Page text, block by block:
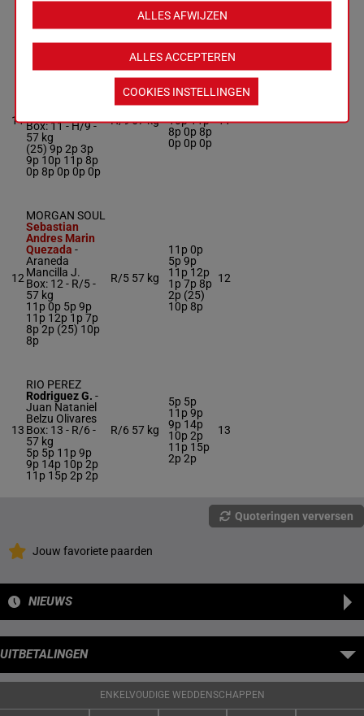
11
ROAD KING
Box: 11 -H/9 -
57 kg
(25) 9p 2p 3p
9p 10p 11p 8p
0p 8p 0p 0p 0p
H/957 kg
(25) 9p
2p 3p 9p
10p 11p
8p 0p 8p
0p 0p 0p
11
12
MORGAN SOUL
Sebastian
Andres Marin
Quezada -
Araneda
Mancilla J.
Box: 12 - R/5 -
57 kg
11p 0p 5p 9p
11p 12p 1p 7p
8p 2p (25) 10p
8p
R/5 57 kg
11p 0p
5p 9p
11p 12p
1p 7p 8p
2p (25)
10p 8p
12
13
RIO PEREZ
Rodriguez G. -
Juan Nataniel
Belzu Olivares
Box: 13 - R/6 -
57 kg
5p 5p 11p 9p
9p 14p 10p 2p
11p 15p 2p 2p
R/6 57 kg
5p 5p
11p 9p
9p 14p
10p 2p
11p 15p
2p 2p
13
Quoteringen verversen
Jouw favoriete paarden
NIEUWS
UITBETALINGEN
ENKELVOUDIGE WEDDENSCHAPPEN
ALLES ACCEPTEREN
ALLES AFWIJZEN
COOKIES INSTELLINGEN